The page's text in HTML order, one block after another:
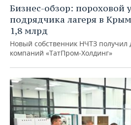
Бизнес-обзор: пороховой
подрядчика лагеря в
1,8 млрд
Новый собственник НЧТЗ получил
компаний «ТатПром-Холдинг»